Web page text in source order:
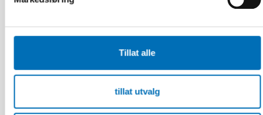
Tillat alle
tillat utvalg
2 mai 2025
Nordisk samarbeid om
funksjonshinderspørsmål – Årsrapport 2024
10 11 NOV 2026